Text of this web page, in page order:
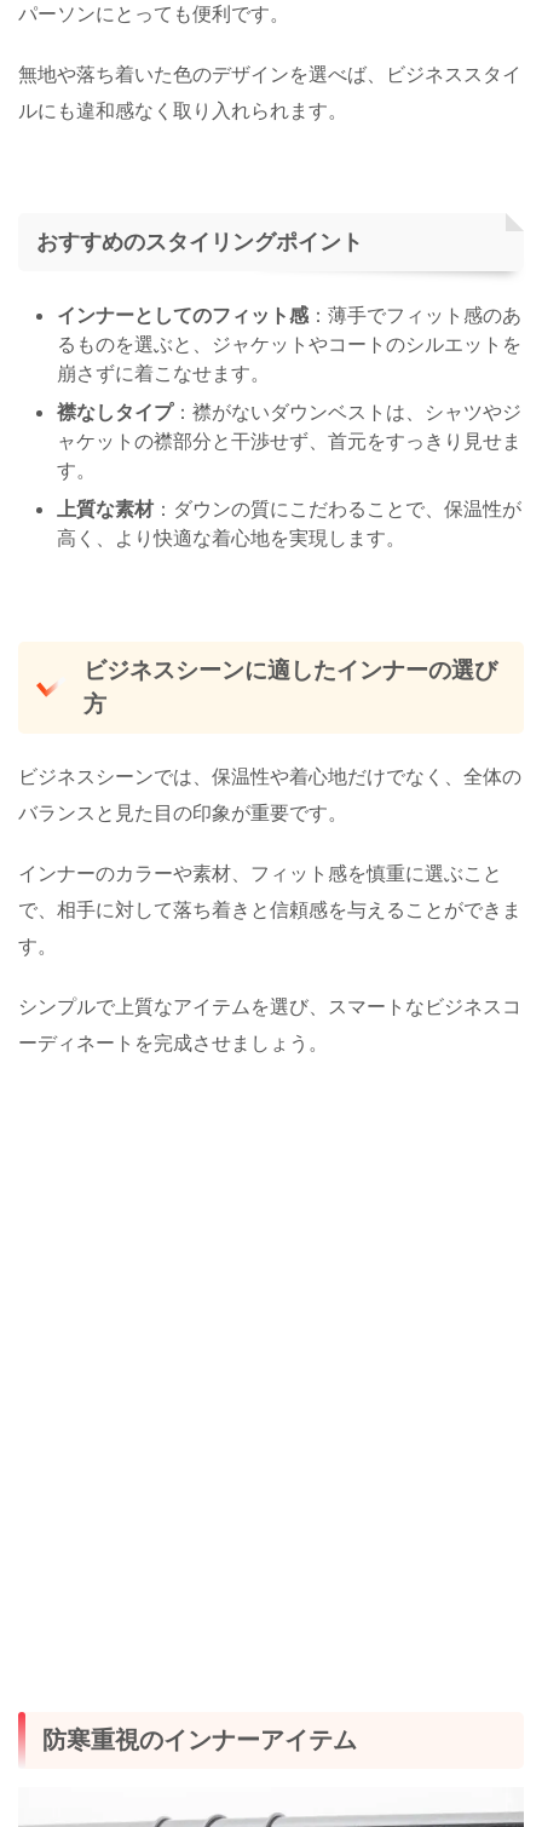
パーソンにとっても便利です。
無地や落ち着いた色のデザインを選べば、ビジネススタイ
ルにも違和感なく取り入れられます。
おすすめのスタイリングポイント
インナーとしてのフィット感 ：薄手でフィット感のあ
るものを選ぶと、ジャケットやコートのシルエットを
崩さずに着こなせます。
襟なしタイプ：襟がないダウンベストは、シャツやジ
ャケットの襟部分と干渉せず、首元をすっきり見せま
す。
上質な素材：ダウンの質にこだわることで、保温性が
高く、より快適な着心地を実現します。
ビジネスシーンに適したインナーの選び
方
ビジネスシーンでは、保温性や着心地だけでなく、全体の
バランスと見た目の印象が重要です。
インナーのカラーや素材、フィット感を慎重に選ぶこと
で、相手に対して落ち着きと信頼感を与えることができま
す。
シンプルで上質なアイテムを選び、スマートなビジネスコ
ーディネートを完成させましょう。
防寒重視のインナーアイテム